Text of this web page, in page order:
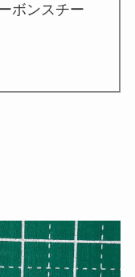
ボンスチー